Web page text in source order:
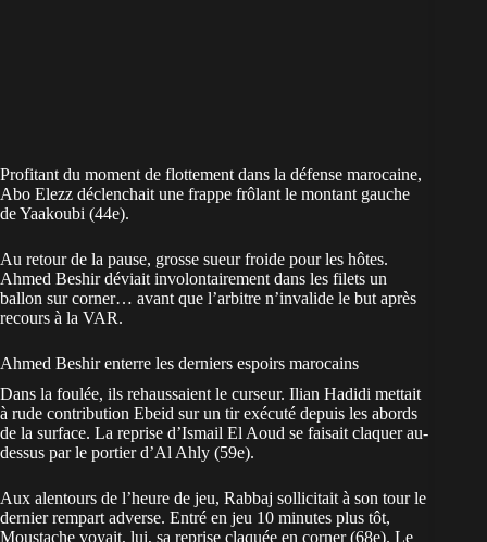
Profitant du moment de flottement dans la défense marocaine,
Abo Elezz déclenchait une frappe frôlant le montant gauche
de Yaakoubi (44e).
Au retour de la pause, grosse sueur froide pour les hôtes.
Ahmed Beshir déviait involontairement dans les filets un
ballon sur corner… avant que l’arbitre n’invalide le but après
recours à la VAR.
Ahmed Beshir enterre les derniers espoirs marocains
Dans la foulée, ils rehaussaient le curseur. Ilian Hadidi mettait
à rude contribution Ebeid sur un tir exécuté depuis les abords
de la surface. La reprise d’Ismail El Aoud se faisait claquer au-
dessus par le portier d’Al Ahly (59e).
Aux alentours de l’heure de jeu, Rabbaj sollicitait à son tour le
dernier rempart adverse. Entré en jeu 10 minutes plus tôt,
Moustache voyait, lui, sa reprise claquée en corner (68e). Le